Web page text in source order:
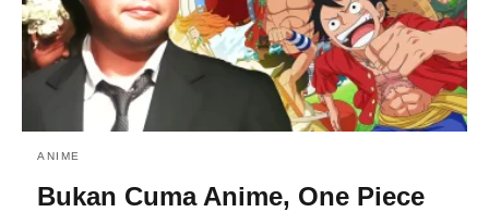
ANIME
Bukan Cuma Anime, One Piece